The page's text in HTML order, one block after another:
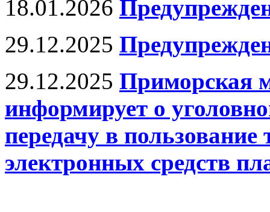
18.01.2026
29.12.2025
29.12.2025 Приморская
информирует о
передачу в
электронных средств